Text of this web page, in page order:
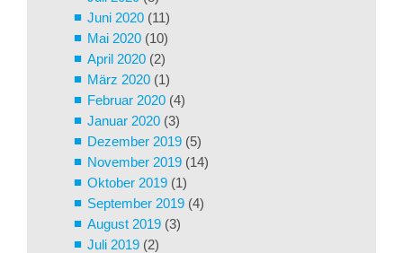
Juni 2020 (11)
Mai 2020 (10)
April 2020 (2)
März 2020 (1)
Februar 2020 (4)
Januar 2020 (3)
Dezember 2019 (5)
November 2019 (14)
Oktober 2019 (1)
September 2019 (4)
August 2019 (3)
Juli 2019 (2)